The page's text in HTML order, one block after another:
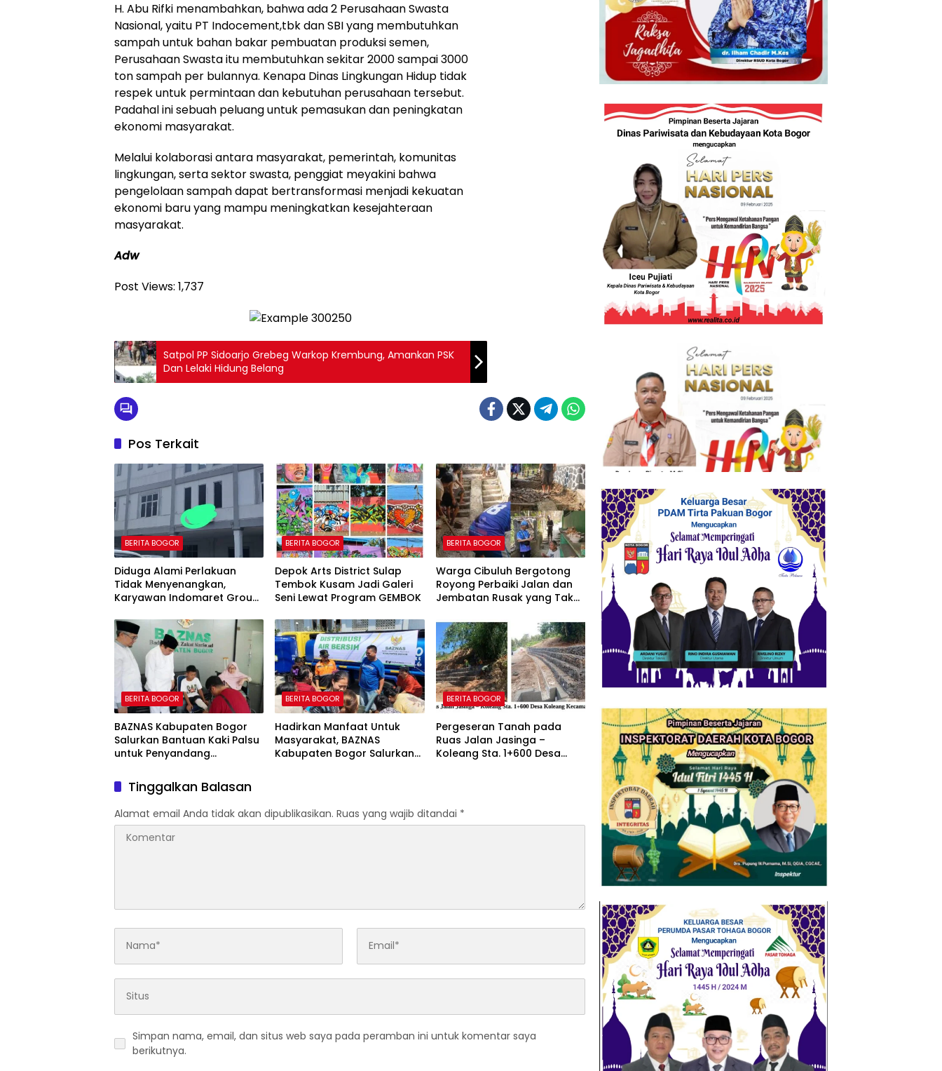
H. Abu Rifki menambahkan, bahwa ada 2 Perusahaan Swasta
Nasional, yaitu PT Indocement,tbk dan SBI yang membutuhkan
sampah untuk bahan bakar pembuatan produksi semen,
Perusahaan Swasta itu membutuhkan sekitar 2000 sampai 3000
ton sampah per bulannya. Kenapa Dinas Lingkungan Hidup tidak
respek untuk permintaan dan kebutuhan perusahaan tersebut.
Padahal ini sebuah peluang untuk pemasukan dan peningkatan
ekonomi masyarakat.
Melalui kolaborasi antara masyarakat, pemerintah, komunitas
lingkungan, serta sektor swasta, penggiat meyakini bahwa
pengelolaan sampah dapat bertransformasi menjadi kekuatan
ekonomi baru yang mampu meningkatkan kesejahteraan
masyarakat.
Adw
Post Views: 1,737
Satpol PP Sidoarjo Grebeg Warkop Krembung, Amankan PSK
Dan Lelaki Hidung Belang
Pos Terkait
BERITA BOGOR
Diduga Alami Perlakuan
Tidak Menyenangkan,
Karyawan Indomaret Group
Hadapan Rekan Kerja
BERITA BOGOR
Depok Arts District Sulap
Tembok Kusam Jadi Galeri
Seni Lewat Program GEMBOK
BERITA BOGOR
Warga Cibuluh Bergotong
Royong Perbaiki Jalan dan
Jembatan Rusak yang Tak
BERITA BOGOR
BAZNAS Kabupaten Bogor
Salurkan Bantuan Kaki Palsu
untuk Penyandang
Kepedulian dalam Program
“Bogor Peduli”
BERITA BOGOR
Hadirkan Manfaat Untuk
Masyarakat, BAZNAS
Kabupaten Bogor Salurkan
BERITA BOGOR
Pergeseran Tanah pada
Ruas Jalan Jasinga –
Koleang Sta. 1+600 Desa
Tinggalkan Balasan
Alamat email Anda tidak akan dipublikasikan. Ruas yang wajib ditandai *
Simpan nama, email, dan situs web saya pada peramban ini untuk komentar saya
berikutnya.